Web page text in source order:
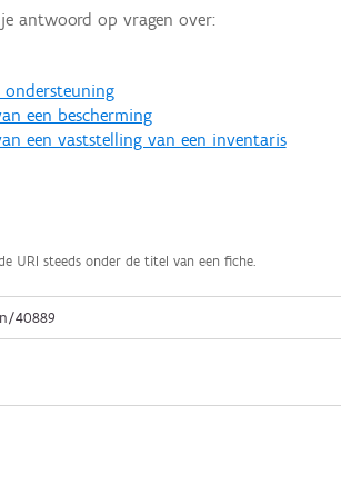
antwoord op vragen over:
een bescherming
een vaststelling van een inventaris
URI steeds onder de titel van een fiche.